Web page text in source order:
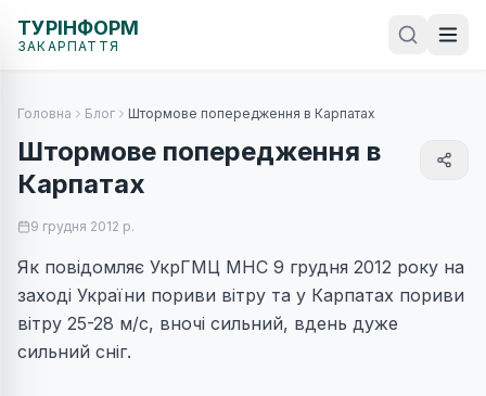
ТУРІНФОРМ
ЗАКАРПАТТЯ
Головна Блог Штормове попередження в Карпатах
Штормове попередження в
Карпатах
9 грудня 2012 р.
Як повідомляє УкрГМЦ МНС 9 грудня 2012 року на
заході України пориви вітру та у Карпатах пориви
вітру 25-28 м/с, вночі сильний, вдень дуже
сильний сніг.